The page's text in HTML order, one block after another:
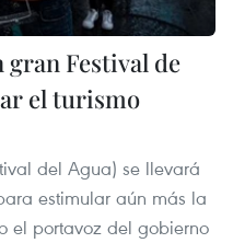
Festival de
el turismo
del Agua) se llevará
estimular aún más la
el portavoz del gobierno